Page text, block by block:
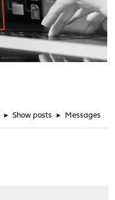
► Show posts ► Messages